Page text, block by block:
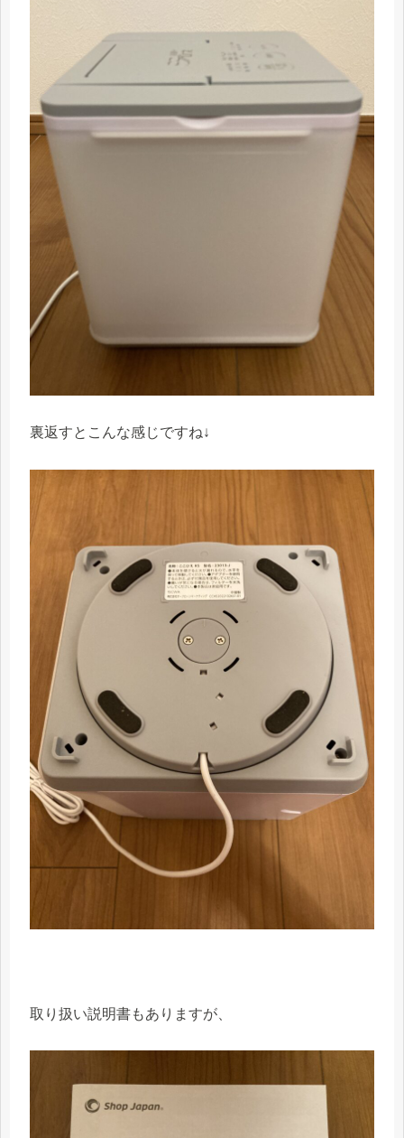
裏返すとこんな感じですね↓
取り扱い説明書もありますが、